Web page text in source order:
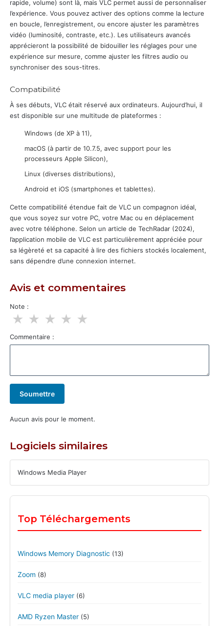
rapide, volume) sont là, mais VLC permet aussi de personnaliser
l’expérience. Vous pouvez activer des options comme la lecture
en boucle, l’enregistrement, ou encore ajuster les paramètres
vidéo (luminosité, contraste, etc.). Les utilisateurs avancés
apprécieront la possibilité de bidouiller les réglages pour une
expérience sur mesure, comme ajuster les filtres audio ou
synchroniser des sous-titres.
Compatibilité
À ses débuts, VLC était réservé aux ordinateurs. Aujourd’hui, il
est disponible sur une multitude de plateformes :
Windows (de XP à 11),
macOS (à partir de 10.7.5, avec support pour les
processeurs Apple Silicon),
Linux (diverses distributions),
Android et iOS (smartphones et tablettes).
Cette compatibilité étendue fait de VLC un compagnon idéal,
que vous soyez sur votre PC, votre Mac ou en déplacement
avec votre téléphone. Selon un article de TechRadar (2024),
l’application mobile de VLC est particulièrement appréciée pour
sa légèreté et sa capacité à lire des fichiers stockés localement,
sans dépendre d’une connexion internet.
Avis et commentaires
Note :
★
★
★
★
★
Commentaire :
Soumettre
Aucun avis pour le moment.
Logiciels similaires
Windows Media Player
Top Téléchargements
Windows Memory Diagnostic (13)
Zoom (8)
VLC media player (6)
AMD Ryzen Master (5)